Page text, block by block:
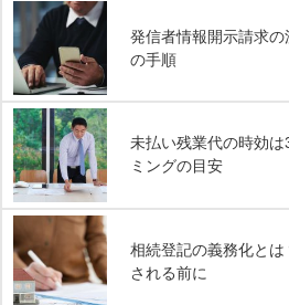
発信者情報開示請求
の手順
未払い残業代の時効
ミングの目安
相続登記の義務化と
される前に